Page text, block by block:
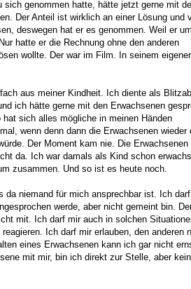
sich genommen hatte, hätte jetzt gerne mit
Der Anteil ist wirklich an einer Lösung und
deswegen hat er es genommen. Weil er
hatte er die Rechnung ohne den anderen
wollte. Der war im Film. In seinem
aus meiner Kindheit. Ich diente als
ich hätte gerne mit den Erwachsenen
sich alles mögliche in meinen Händen
wenn denn dann die Erwachsenen wieder
Der Moment kam nie. Die Erwachsenen
da. Ich war damals als Kind schon
zusammen. Und so ist es heute noch.
da niemand für mich ansprechbar ist. Ich darf
werde, aber nicht gemeint bin.
mit. Ich darf mir auch in solchen
Ich darf mir erlauben, den anderen
eines Erwachsenen kann ich gar nicht
mit mir, bin ich direkt zur Stelle, aber